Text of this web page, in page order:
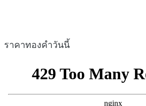
ราคาทองคำวันนี้